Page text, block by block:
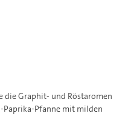
die Graphit- und Röstaromen
Paprika-Pfanne mit milden